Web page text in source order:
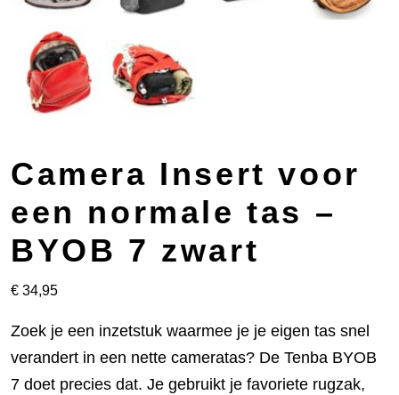
Camera Insert voor
een normale tas –
BYOB 7 zwart
€ 34,95
Zoek je een inzetstuk waarmee je je eigen tas snel
verandert in een nette cameratas? De Tenba BYOB
7 doet precies dat. Je gebruikt je favoriete rugzak,